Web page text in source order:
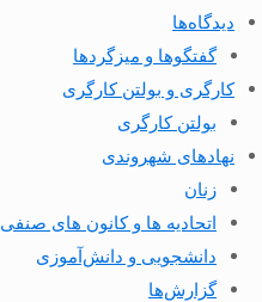
دیدگاه‌ها
گفتگوها و میزگردها
کارگری و بولتن کارگری
بولتن کارگری
نهادهای شهروندی
زنان
اتحادیه ها و کانون های صنفی
دانشجویی و دانش‌آموزی
گزارش‌ها